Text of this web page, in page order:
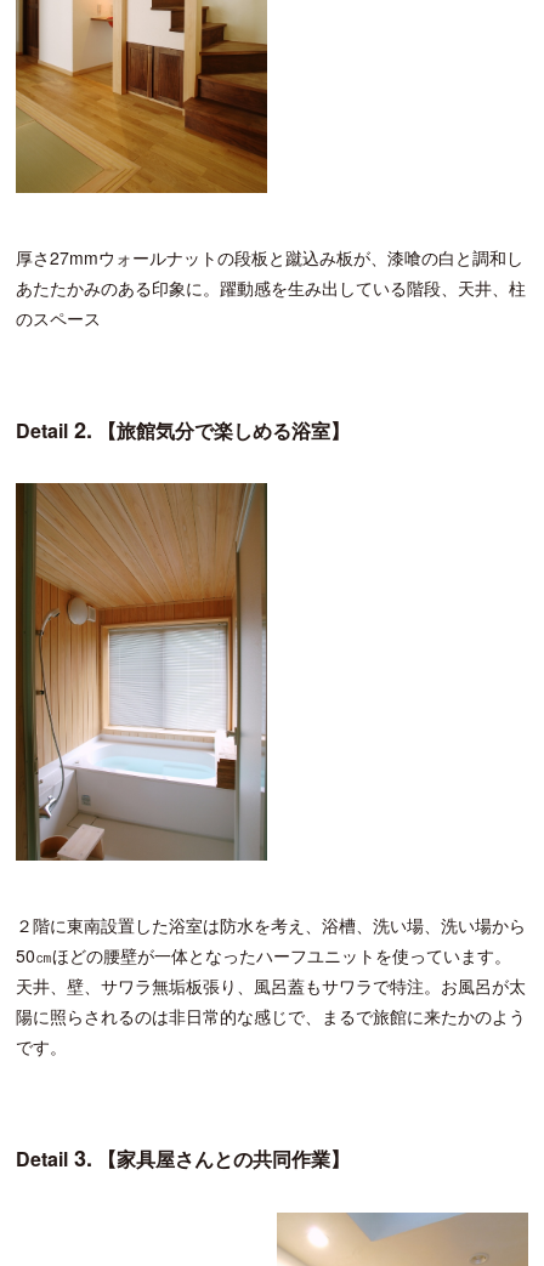
厚さ27mmウォールナットの段板と蹴込み板が、漆喰の白と調和し
あたたかみのある印象に。躍動感を生み出している階段、天井、柱
のスペース
Detail 2. 【旅館気分で楽しめる浴室】
２階に東南設置した浴室は防水を考え、浴槽、洗い場、洗い場から
50㎝ほどの腰壁が一体となったハーフユニットを使っています。
天井、壁、サワラ無垢板張り、風呂蓋もサワラで特注。お風呂が太
陽に照らされるのは非日常的な感じで、まるで旅館に来たかのよう
です。
Detail 3. 【家具屋さんとの共同作業】